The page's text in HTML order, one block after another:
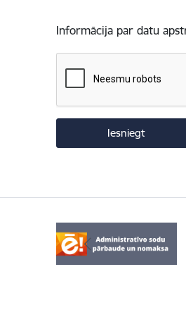
Informācija par datu